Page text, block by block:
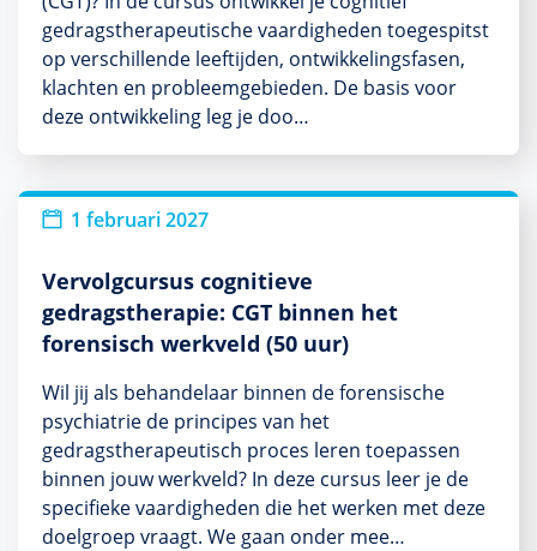
gedragstherapeutische vaardigheden toegespitst
op verschillende leeftijden, ontwikkelingsfasen,
klachten en probleemgebieden. De basis voor
deze ontwikkeling leg je doo…
1 februari 2027
Vervolgcursus cognitieve
gedragstherapie: CGT binnen het
forensisch werkveld (50 uur)
Wil jij als behandelaar binnen de forensische
psychiatrie de principes van het
gedragstherapeutisch proces leren toepassen
binnen jouw werkveld? In deze cursus leer je de
specifieke vaardigheden die het werken met deze
doelgroep vraagt. We gaan onder mee…